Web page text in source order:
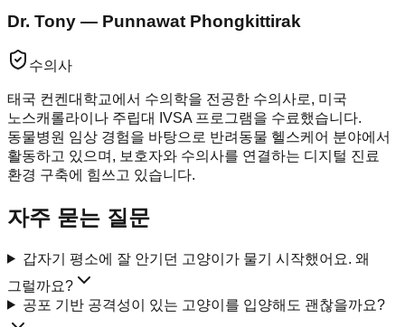
Dr. Tony — Punnawat Phongkittirak
수의사
태국 컨켄대학교에서 수의학을 전공한 수의사로, 미국
노스캐롤라이나 주립대 IVSA 프로그램을 수료했습니다.
동물병원 임상 경험을 바탕으로 반려동물 헬스케어 분야에서
활동하고 있으며, 보호자와 수의사를 연결하는 디지털 진료
환경 구축에 힘쓰고 있습니다.
자주 묻는 질문
갑자기 평소에 잘 안기던 고양이가 물기 시작했어요. 왜
그럴까요?
공포 기반 공격성이 있는 고양이를 입양해도 괜찮을까요?